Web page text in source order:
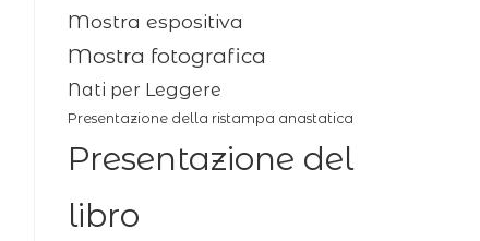
Mostra espositiva
Mostra fotografica
Nati per Leggere
Presentazione della ristampa anastatica
Presentazione del
libro